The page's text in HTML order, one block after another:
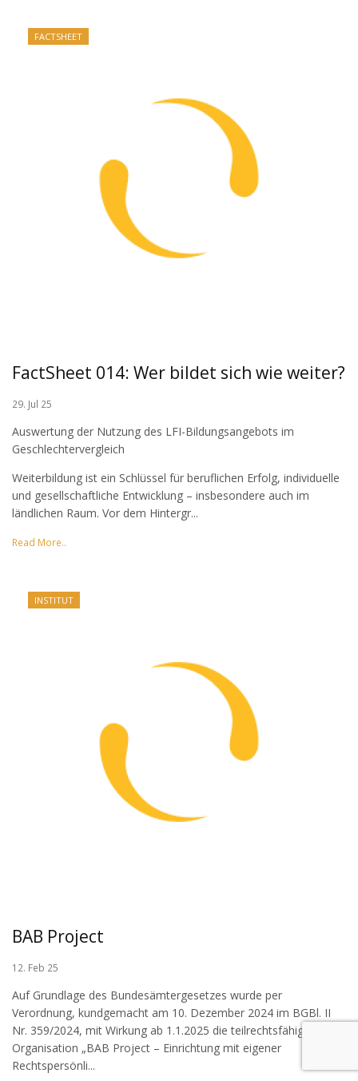
FACTSHEET
FactSheet 014: Wer bildet sich wie weiter?
29. Jul 25
Auswertung der Nutzung des LFI-Bildungsangebots im
Geschlechtervergleich
Weiterbildung ist ein Schlüssel für beruflichen Erfolg, individuelle
und gesellschaftliche Entwicklung – insbesondere auch im
ländlichen Raum. Vor dem Hintergr...
Read More..
INSTITUT
BAB Project
12. Feb 25
Auf Grundlage des Bundesämtergesetzes wurde per
Verordnung, kundgemacht am 10. Dezember 2024 im BGBl. II
Nr. 359/2024, mit Wirkung ab 1.1.2025 die teilrechtsfähige
Organisation „BAB Project – Einrichtung mit eigener
Rechtspersönli...